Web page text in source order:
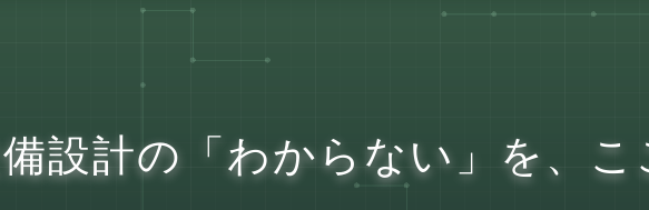
設計の「わからない」を、こ